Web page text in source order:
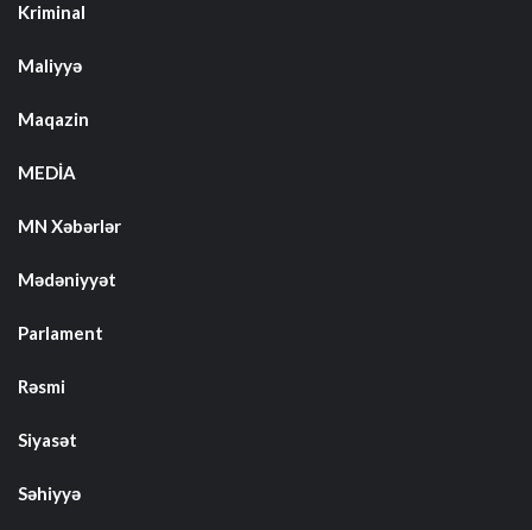
Kriminal
Maliyyə
Maqazin
MEDİA
MN Xəbərlər
Mədəniyyət
Parlament
Rəsmi
Siyasət
Səhiyyə